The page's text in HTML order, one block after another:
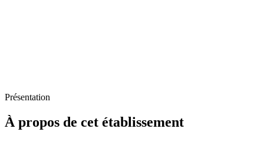
Présentation
À propos de cet établissement